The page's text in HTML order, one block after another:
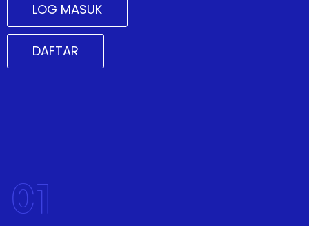
LOG MASUK
DAFTAR
01